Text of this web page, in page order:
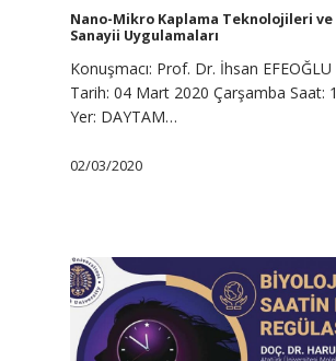
Nano-Mikro Kaplama Teknolojileri ve
Sanayii Uygulamaları
Konuşmacı: Prof. Dr. İhsan
Tarih: 04 Mart 2020 Çarşamba Saat:
Yer: DAYTAM…
02/03/2020